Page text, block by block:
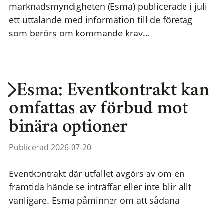
marknadsmyndigheten (Esma) publicerade i juli
ett uttalande med information till de företag
som berörs om kommande krav…
Esma: Eventkontrakt kan
omfattas av förbud mot
binära optioner
Publicerad 2026-07-20
Eventkontrakt där utfallet avgörs av om en
framtida händelse inträffar eller inte blir allt
vanligare. Esma påminner om att sådana